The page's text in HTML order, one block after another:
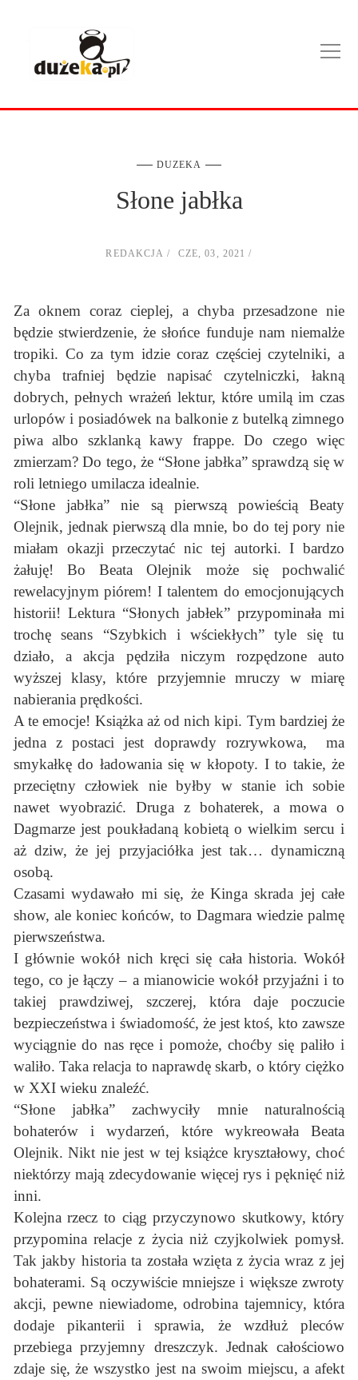
DUZEKA
Słone jabłka
REDAKCJA CZE, 03, 2021
Za oknem coraz cieplej, a chyba przesadzone nie
będzie stwierdzenie, że słońce funduje nam niemalże
tropiki. Co za tym idzie coraz częściej czytelniki, a
chyba trafniej będzie napisać czytelniczki, łakną
dobrych, pełnych wrażeń lektur, które umilą im czas
urlopów i posiadówek na balkonie z butelką zimnego
piwa albo szklanką kawy frappe. Do czego więc
zmierzam? Do tego, że “Słone jabłka” sprawdzą się w
roli letniego umilacza idealnie.
“Słone jabłka” nie są pierwszą powieścią Beaty
Olejnik, jednak pierwszą dla mnie, bo do tej pory nie
miałam okazji przeczytać nic tej autorki. I bardzo
żałuję! Bo Beata Olejnik może się pochwalić
rewelacyjnym piórem! I talentem do emocjonujących
historii! Lektura “Słonych jabłek” przypominała mi
trochę seans “Szybkich i wściekłych” tyle się tu
działo, a akcja pędziła niczym rozpędzone auto
wyższej klasy, które przyjemnie mruczy w miarę
nabierania prędkości.
A te emocje! Książka aż od nich kipi. Tym bardziej że
jedna z postaci jest doprawdy rozrywkowa, ma
smykałkę do ładowania się w kłopoty. I to takie, że
przeciętny człowiek nie byłby w stanie ich sobie
nawet wyobrazić. Druga z bohaterek, a mowa o
Dagmarze jest poukładaną kobietą o wielkim sercu i
aż dziw, że jej przyjaciółka jest tak… dynamiczną
osobą.
Czasami wydawało mi się, że Kinga skrada jej całe
show, ale koniec końców, to Dagmara wiedzie palmę
pierwszeństwa.
I głównie wokół nich kręci się cała historia. Wokół
tego, co je łączy – a mianowicie wokół przyjaźni i to
takiej prawdziwej, szczerej, która daje poczucie
bezpieczeństwa i świadomość, że jest ktoś, kto zawsze
wyciągnie do nas ręce i pomoże, choćby się paliło i
waliło. Taka relacja to naprawdę skarb, o który ciężko
w XXI wieku znaleźć.
“Słone jabłka” zachwyciły mnie naturalnością
bohaterów i wydarzeń, które wykreowała Beata
Olejnik. Nikt nie jest w tej książce kryształowy, choć
niektórzy mają zdecydowanie więcej rys i pęknięć niż
inni.
Kolejna rzecz to ciąg przyczynowo skutkowy, który
przypomina relacje z życia niż czyjkolwiek pomysł.
Tak jakby historia ta została wzięta z życia wraz z jej
bohaterami. Są oczywiście mniejsze i większe zwroty
akcji, pewne niewiadome, odrobina tajemnicy, która
dodaje pikanterii i sprawia, że wzdłuż pleców
przebiega przyjemny dreszczyk. Jednak całościowo
zdaje się, że wszystko jest na swoim miejscu, a afekt